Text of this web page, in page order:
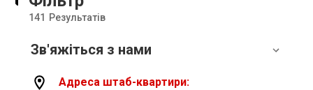
141 Результатів
Зв'яжіться з нами
Адреса штаб-квартири: